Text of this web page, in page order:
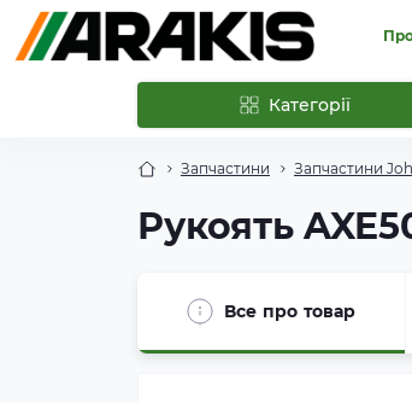
Категорії
Запчастини Запчастини
Рукоять
Все про товар